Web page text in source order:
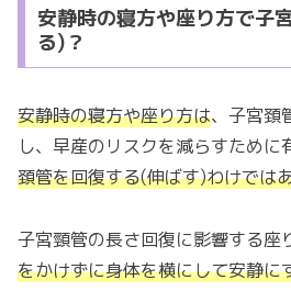
安静時の寝方や座り方で子
る)？
安静時の寝方や座り方は、子宮頚
し、早産のリスクを減らすために
頚管を回復する(伸ばす)わけでは
子宮頸管の長さ回復に影響する座
をかけずに身体を横にして安静に